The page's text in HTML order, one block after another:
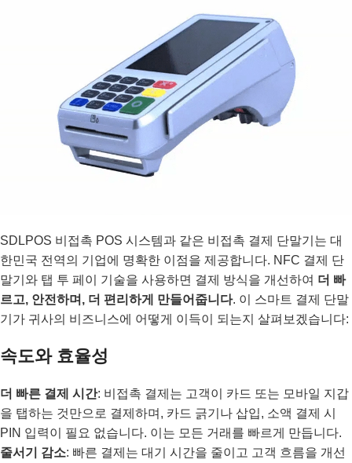
SDLPOS 비접촉 POS 시스템과 같은 비접촉 결제 단말기는 대
한민국 전역의 기업에 명확한 이점을 제공합니다. NFC 결제 단
말기와 탭 투 페이 기술을 사용하면 결제 방식을 개선하여 더 빠
르고, 안전하며, 더 편리하게 만들어줍니다. 이 스마트 결제 단말
기가 귀사의 비즈니스에 어떻게 이득이 되는지 살펴보겠습니다:
속도와 효율성
더 빠른 결제 시간: 비접촉 결제는 고객이 카드 또는 모바일 지갑
을 탭하는 것만으로 결제하며, 카드 긁기나 삽입, 소액 결제 시
PIN 입력이 필요 없습니다. 이는 모든 거래를 빠르게 만듭니다.
줄서기 감소: 빠른 결제는 대기 시간을 줄이고 고객 흐름을 개선